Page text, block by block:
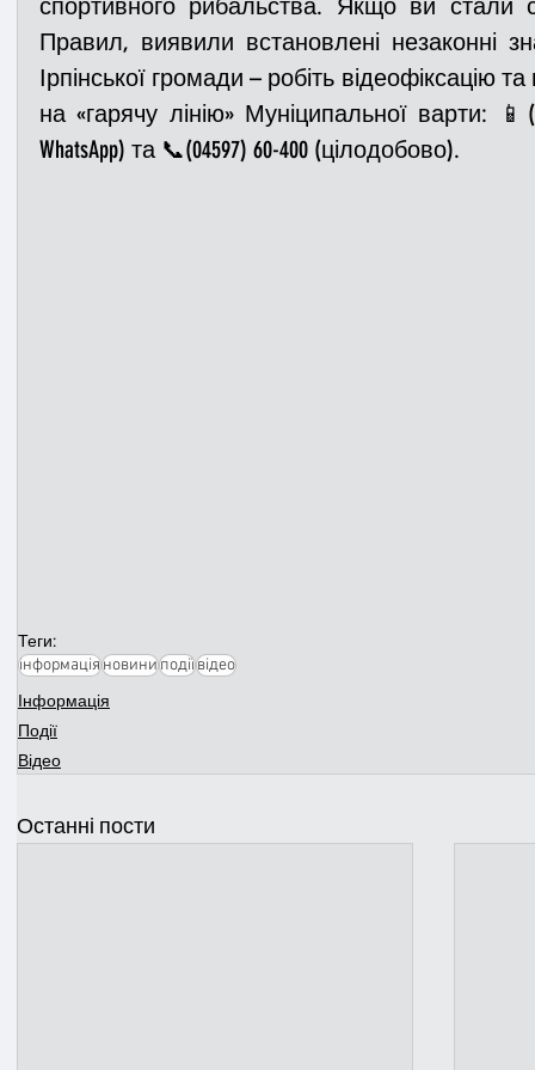
спортивного рибальства. Якщо ви стали
Правил, виявили встановлені незаконні
Ірпінської громади – робіть відеофіксацію
на «гарячу лінію» Муніципальної варти:
WhatsApp) та 📞(04597) 60-400 (цілодобово).
Теги:
інформаціяновиниподіївідео
Інформація
Події
Відео
Останні пости